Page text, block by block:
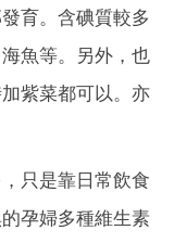
育。含碘質較多
魚等。另外，也
紫菜都可以。亦
只是靠日常飲食
孕婦多種維生素